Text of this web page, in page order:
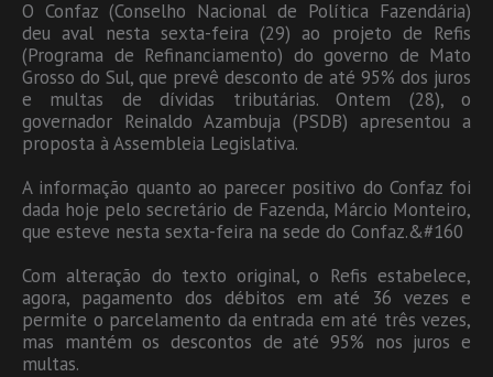
O Confaz (Conselho Nacional de Política Fazendária)
deu aval nesta sexta-feira (29) ao projeto de Refis
(Programa de Refinanciamento) do governo de Mato
Grosso do Sul, que prevê desconto de até 95% dos juros
e multas de dívidas tributárias. Ontem (28), o
governador Reinaldo Azambuja (PSDB) apresentou a
proposta à Assembleia Legislativa.
A informação quanto ao parecer positivo do Confaz foi
dada hoje pelo secretário de Fazenda, Márcio Monteiro,
que esteve nesta sexta-feira na sede do Confaz.&#160
Com alteração do texto original, o Refis estabelece,
agora, pagamento dos débitos em até 36 vezes e
permite o parcelamento da entrada em até três vezes,
mas mantém os descontos de até 95% nos juros e
multas.